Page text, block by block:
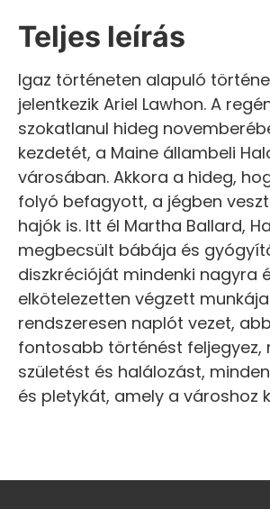
Teljes leírás
Igaz történeten alapuló
jelentkezik Ariel Lawhon. A
szokatlanul hideg
kezdetét, a Maine állambeli
városában. Akkora a hideg,
folyó befagyott, a jégben
hajók is. Itt él Martha Ballard,
megbecsült bábája és
diszkrécióját mindenki nagyra
elkötelezetten végzett
rendszeresen naplót vezet,
fontosabb történést feljegyez,
születést és halálozást,
és pletykát, amely a városhoz